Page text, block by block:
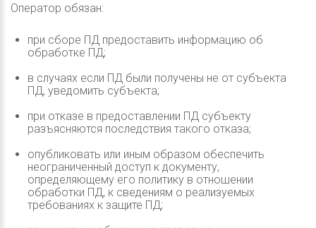
Оператор обязан:
при сборе ПД предоставить информацию об
обработке ПД;
в случаях если ПД были получены не от субъекта
ПД, уведомить субъекта;
при отказе в предоставлении ПД субъекту
разъясняются последствия такого отказа;
опубликовать или иным образом обеспечить
неограниченный доступ к документу,
определяющему его политику в отношении
обработки ПД, к сведениям о реализуемых
требованиях к защите ПД;